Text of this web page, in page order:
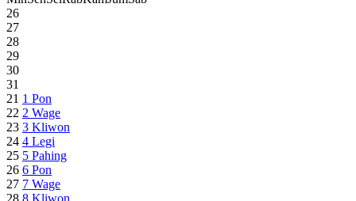
26
27
28
29
30
31
21 1 Pon
22 2 Wage
23 3 Kliwon
24 4 Legi
25 5 Pahing
26 6 Pon
27 7 Wage
28 8 Kliwon